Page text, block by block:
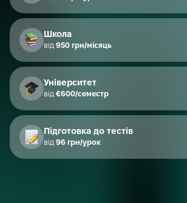
Школа
від 950 грн/місяць
Університет
від €600/семестр
Підготовка до тестів
від 96 грн/урок